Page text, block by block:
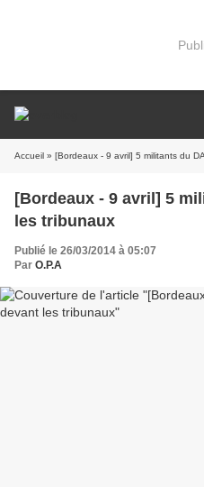
Accueil » [Bordeaux - 9 avril] 5 militants du
[Bordeaux - 9 avril] 5
les tribunaux
Publié le 26/03/2014 à 05:07
Par O.P.A